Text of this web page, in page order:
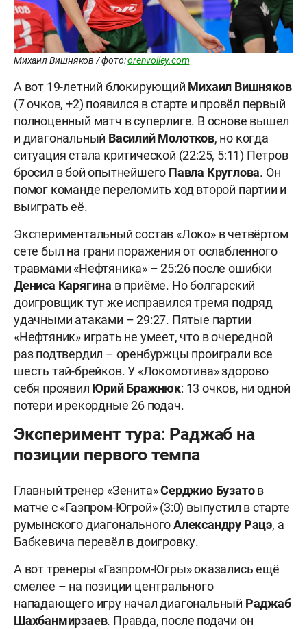
Михаил Вишняков / фото:orenvolley.com
А вот 19-летний блокирующий Михаил Вишняков
(7 очков, +2) появился в старте и провёл первый
полноценный матч в суперлиге. В основе вышел
и диагональный Василий Молотков, но когда
ситуация стала критической (22:25, 5:11) Петров
бросил в бой опытнейшего Павла Круглова. Он
помог команде переломить ход второй партии и
выиграть её.
Экспериментальный состав «Локо» в четвёртом
сете был на грани поражения от ослабленного
травмами «Нефтяника» – 25:26 после ошибки
Дениса Карягина в приёме. Но болгарский
доигровщик тут же исправился тремя подряд
удачными атаками – 29:27. Пятые партии
«Нефтяник» играть не умеет, что в очередной
раз подтвердил – оренбуржцы проиграли все
шесть тай-брейков. У «Локомотива» здорово
себя проявил Юрий Бражнюк: 13 очков, ни одной
потери и рекордные 26 подач.
Эксперимент тура: Раджаб на
позиции первого темпа
Главный тренер «Зенита»Серджио Бузатов
матче с «Газпром-Югрой» (3:0) выпустил в старте
румынского диагональногоАлександру Рацэ, а
Бабкевича перевёл в доигровку.
А вот тренеры «Газпром-Югры» оказались ещё
смелее – на позиции центрального
нападающего игру начал диагональный Раджаб
Шахбанмирзаев. Правда, после подачи он